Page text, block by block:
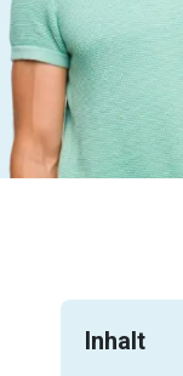
Inhalt